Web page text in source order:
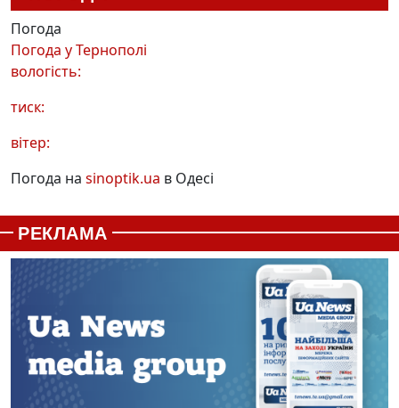
Погода
Погода уТернополі
вологість:
тиск:
вітер:
Погода на sinoptik.ua в Одесі
РЕКЛАМА